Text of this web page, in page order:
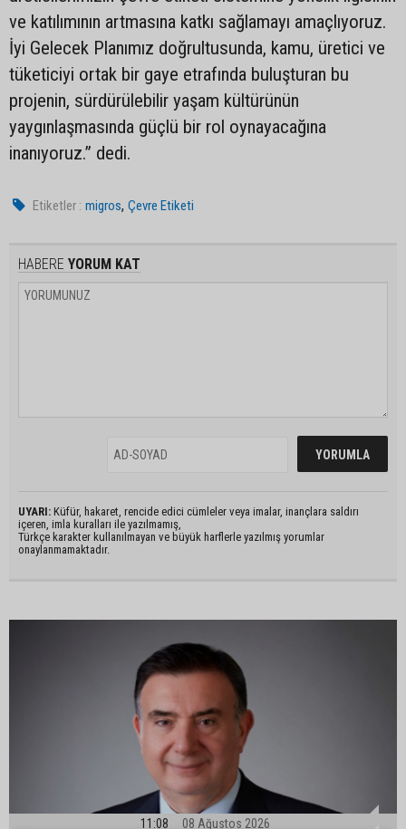
ve katılımının artmasına katkı sağlamayı amaçlıyoruz.
İyi Gelecek Planımız doğrultusunda, kamu, üretici ve
tüketiciyi ortak bir gaye etrafında buluşturan bu
projenin, sürdürülebilir yaşam kültürünün
yaygınlaşmasında güçlü bir rol oynayacağına
inanıyoruz.” dedi.
Etiketler : migros,Çevre Etiketi
HABERE YORUM KAT
UYARI: Küfür, hakaret, rencide edici cümleler veya imalar, inançlara saldırı
içeren, imla kuralları ile yazılmamış,
Türkçe karakter kullanılmayan ve büyük harflerle yazılmış yorumlar
onaylanmamaktadır.
11:08 08 Ağustos 2026